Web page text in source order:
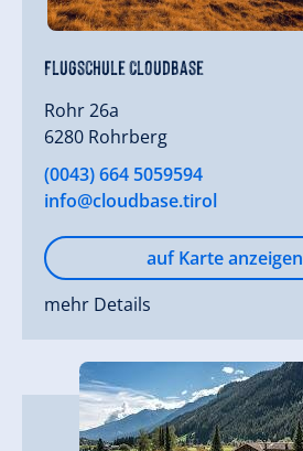
Flugschule CloudBase
Rohr 26a
6280 Rohrberg
(0043) 664 5059594
info@cloudbase.tirol
auf Karte anzeigen
mehr Details